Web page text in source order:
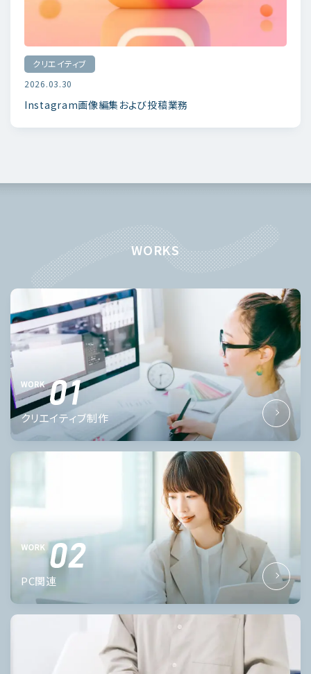
クリエイティブ
2026.03.30
Instagram画像編集および投稿業務
WORKS
クリエイティブ制作
PC関連